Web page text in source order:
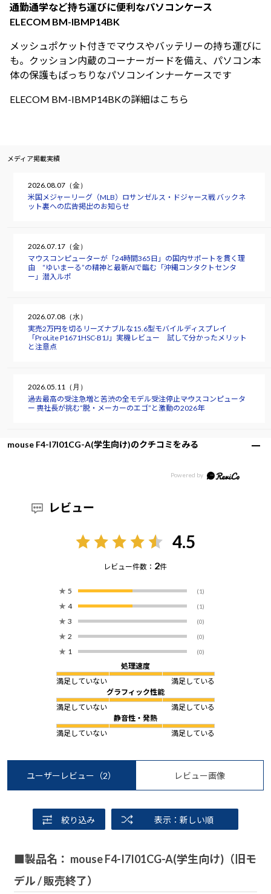
通勤通学など持ち運びに便利なパソコンケース
ELECOM BM-IBMP14BK
メッシュポケット付きでマウスやバッテリーの持ち運びに
も。クッション内蔵のコーナーガードを備え、パソコン本
体の保護もばっちりなパソコンインナーケースです
ELECOM BM-IBMP14BKの詳細はこちら
メディア掲載実績
2026.08.07（金）
米国メジャーリーグ（MLB）ロサンゼルス・ドジャース戦 バックネ
ット裏への広告掲出のお知らせ
2026.07.17（金）
マウスコンピューターが「24時間365日」の国内サポートを貫く理
由 “ゆいまーる”の精神と最新AIで臨む「沖縄コンタクトセンタ
ー」潜入ルポ
2026.07.08（水）
実売2万円を切るリーズナブルな15.6型モバイルディスプレイ
「ProLite P1671HSC-B1J」実機レビュー 試して分かったメリット
と注意点
2026.05.11（月）
過去最高の受注急増と苦渋の全モデル受注停止――マウスコンピュータ
ー 軣社長が挑む“脱・メーカーのエゴ”と激動の2026年
mouse F4-I7I01CG-A(学生向け)のクチコミをみる
レビュー
4.5
レビュー件数： 2件
★ 5 (1)
★ 4 (1)
★ 3 (0)
★ 2 (0)
★ 1 (0)
処理速度
満足していない
満足している
グラフィック性能
満足していない
満足している
静音性・発熱
満足していない
満足している
ユーザーレビュー （2） レビュー画像
絞り込み 表示：新しい順
■製品名： mouse F4-I7I01CG-A(学生向け)（旧モ
デル / 販売終了）